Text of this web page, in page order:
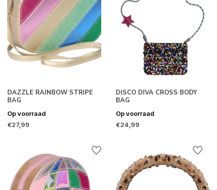
DAZZLE RAINBOW STRIPE
BAG
Op voorraad
€27,99
DISCO DIVA CROSS BODY
BAG
Op voorraad
€24,99